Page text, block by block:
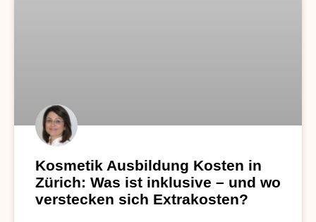
Kosmetik Ausbildung Kosten in
Zürich: Was ist inklusive – und wo
verstecken sich Extrakosten?